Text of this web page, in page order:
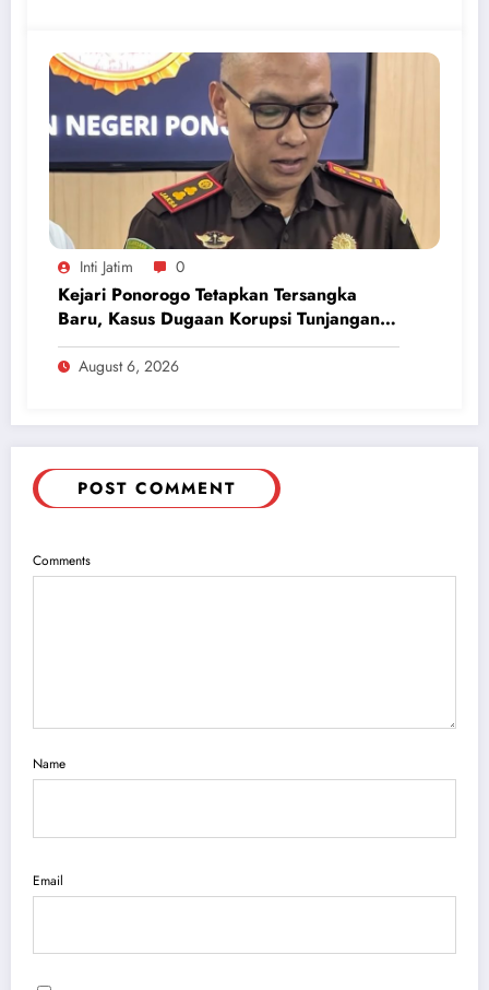
Inti Jatim 0
Kejari Ponorogo Tetapkan Tersangka
Baru, Kasus Dugaan Korupsi Tunjangan
Perumahan DPRD 2023-2026
August 6, 2026
POST COMMENT
Comments
Name
Email